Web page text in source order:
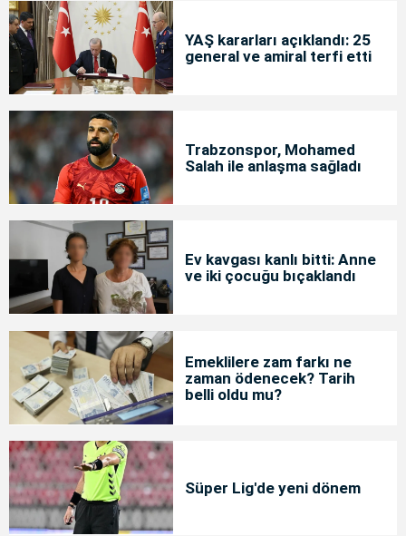
YAŞ kararları açıklandı: 25
general ve amiral terfi etti
Trabzonspor, Mohamed
Salah ile anlaşma sağladı
Ev kavgası kanlı bitti: Anne
ve iki çocuğu bıçaklandı
Emeklilere zam farkı ne
zaman ödenecek? Tarih
belli oldu mu?
Süper Lig'de yeni dönem